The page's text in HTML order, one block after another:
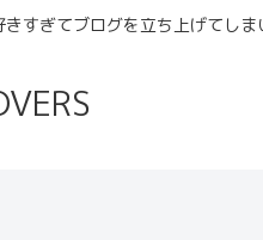
すぎてブログを立ち上げてしま